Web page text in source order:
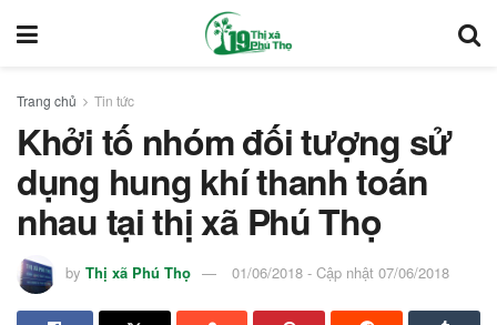
Trang chủ Tin tức
Khởi tố nhóm đối tượng sử
dụng hung khí thanh toán
nhau tại thị xã Phú Thọ
by Thị xã Phú Thọ 01/06/2018 - Cập nhật 07/06/2018